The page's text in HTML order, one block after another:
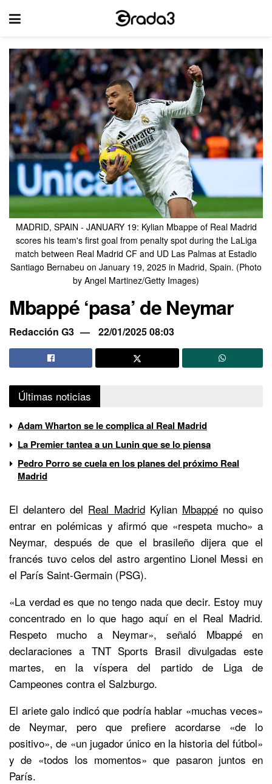
MADRID, SPAIN - JANUARY 19: Kylian Mbappe of Real Madrid
scores his team's first goal from penalty spot during the LaLiga
match between Real Madrid CF and UD Las Palmas at Estadio
Santiago Bernabeu on January 19, 2025 in Madrid, Spain. (Photo
by Angel Martinez/Getty Images)
Mbappé ‘pasa’ de Neymar
Redacción G3 22/01/2025 08:03
Últimas noticias
Adam Wharton se le complica al Real Madrid
La Premier tantea a un Lunin que se lo piensa
Pedro Porro se cuela en los planes del próximo Real
Madrid
El delantero del Real MadridKylian Mbappéno quiso
entrar en polémicas y afirmó que «respeta mucho» a
Neymar, después de que el brasileño dijera que el
francés tuvo celos del astro argentino Lionel Messi en
el París Saint-Germain (PSG).
«La verdad es que no tengo nada que decir. Estoy muy
concentrado en lo que hago aquí en el Real Madrid.
Respeto mucho a Neymar», señaló Mbappé en
declaraciones a TNT Sports Brasil divulgadas este
martes, en la víspera del partido de Liga de
Campeones contra el Salzburgo.
El ariete galo indicó que podría hablar «muchas veces»
de Neymar, pero que prefiere acordarse «de lo
positivo», de «un jugador único en la historia del fútbol»
y de «todos los momentos» que pasaron juntos en
París.